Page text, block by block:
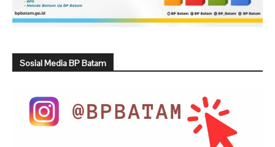
Sosial Media BP Batam